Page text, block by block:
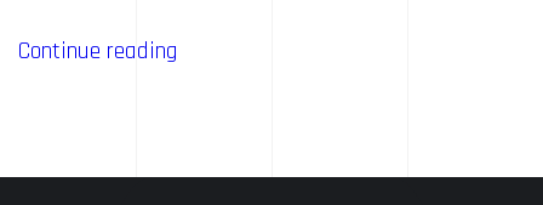
Continue reading
gra!”